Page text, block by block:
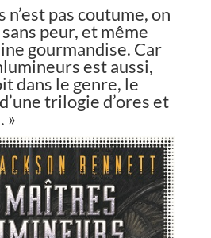
n’est pas coutume, on
peur, et même
gourmandise. Car
est aussi,
dans le genre, le
trilogie d’ores et
»